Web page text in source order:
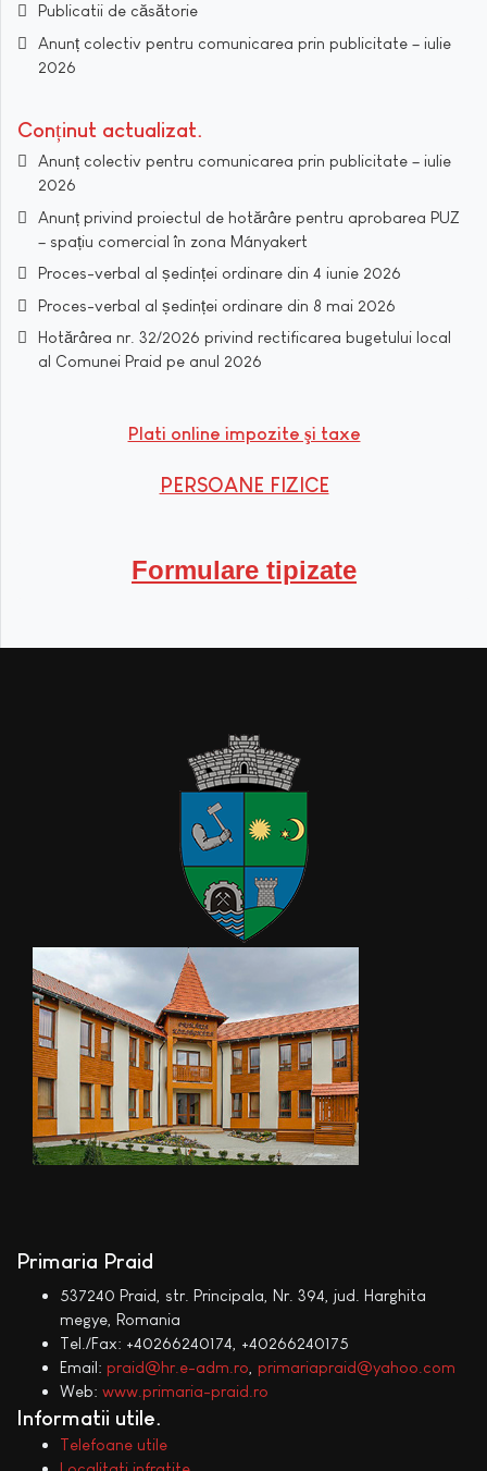
Publicatii de căsătorie
Anunț colectiv pentru comunicarea prin publicitate – iulie
2026
Conținut actualizat
Anunț colectiv pentru comunicarea prin publicitate – iulie
2026
Anunț privind proiectul de hotărâre pentru aprobarea PUZ
– spațiu comercial în zona Mányakert
Proces-verbal al ședinței ordinare din 4 iunie 2026
Proces-verbal al ședinței ordinare din 8 mai 2026
Hotărârea nr. 32/2026 privind rectificarea bugetului local
al Comunei Praid pe anul 2026
Plati online impozite şi taxe
PERSOANE FIZICE
Formulare tipizate
Primaria Praid
537240 Praid, str. Principala, Nr. 394, jud. Harghita
megye, Romania
Tel./Fax: +40266240174, +40266240175
Email: praid@hr.e-adm.ro primariapraid@yahoo.com
Web: www.primaria-praid.ro
Informatii utile
Telefoane utile